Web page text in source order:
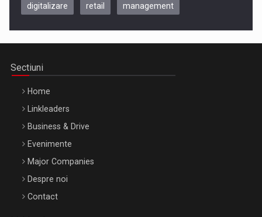
Be Inspired. Make it Happen!, CLUJ, 9 Decembrie
Be Inspired. Make it Happen!, ARTEMIS LETO, ORADEA, 8
Octombrie
digitalizare retail management
Sectiuni
Home
Linkleaders
Business & Drive
Evenimente
Major Companies
Despre noi
Contact